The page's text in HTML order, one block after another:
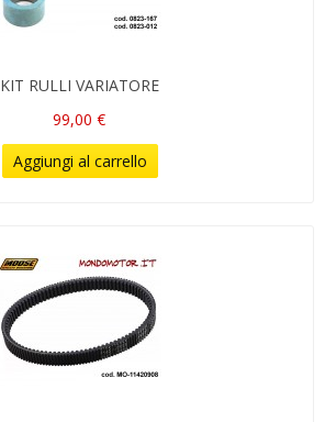
KIT RULLI VARIATORE
99,00 €
Aggiungi al carrello